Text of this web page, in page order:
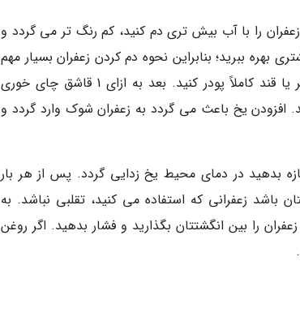
را با آب بیش تری دم کنید، کم رنگ تر می گردد و
بهره ببرید؛ بنابراین نحوه دم کردن زعفران بسیار مهم
است. برای دم کردن زعفران ابتدا زعفران را بدون اضافه کردن شکر یا قند کاملاً پودر کنید. بعد به ازای 1 قاشق چای خوری
یخ به آن اضافه کنید. افزودن یخ باعث می گردد به زعفران شوک وارد گردد و
بدهید در دمای محیط یخ زدایی گردد. پس از هر بار
باشد زعفرانی که استفاده می کنید، تقلبی نباشد. به
را بین انگشتتان بگذارید و فشار بدهید. اگر روغن